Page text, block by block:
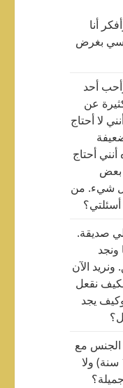
سنة) وأفكر أنا
بغرض
سنة) وأحب أحد
عن
لا أحتاج
أحتاج
بعض
شيء. من
سنة) ولي صديقة.
ونجد
ونريد الآن
نقعل
يجد
مع
الرجال. أنا (ولد عمري 15 سنة) ولا